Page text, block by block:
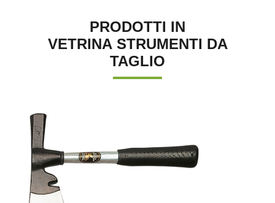
PRODOTTI IN
VETRINA STRUMENTI DA
TAGLIO